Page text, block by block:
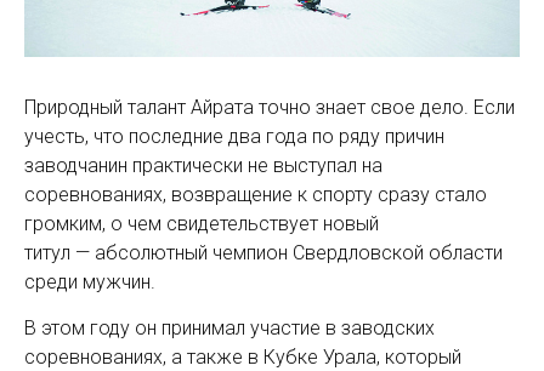
Природный талант Айрата точно знает свое дело. Если
учесть, что последние два года по ряду причин
заводчанин практически не выступал на
соревнованиях, возвращение к спорту сразу стало
громким, о чем свидетельствует новый
титул — абсолютный чемпион Свердловской области
среди мужчин.
В этом году он принимал участие в заводских
соревнованиях, а также в Кубке Урала, который